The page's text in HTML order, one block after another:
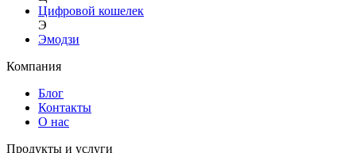
Цифровой кошелек
Э
Эмодзи
Компания
Блог
Контакты
О нас
Продукты и услуги